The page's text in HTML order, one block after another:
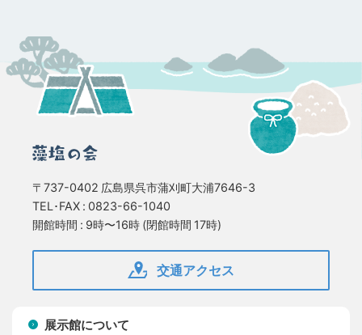
〒737-0402 広島県呉市蒲刈町大浦7646-3
TEL･FAX : 0823-66-1040
開館時間 : 9時〜16時 (閉館時間 17時)
交通アクセス
展示館について